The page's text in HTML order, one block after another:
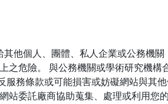
他個人、團體、私人企業或公務機
之危險。 與公務機關或學術研究機
務條款或可能損害或妨礙網站與
委託廠商協助蒐集、處理或利用您